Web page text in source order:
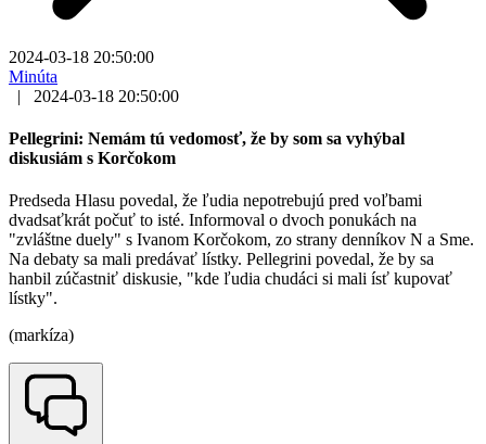
2024-03-18 20:50:00
Minúta
|
2024-03-18 20:50:00
Pellegrini: Nemám tú vedomosť, že by som sa vyhýbal
diskusiám s Korčokom
Predseda Hlasu povedal, že ľudia nepotrebujú pred voľbami
dvadsaťkrát počuť to isté. Informoval o dvoch ponukách na
"zvláštne duely" s Ivanom Korčokom, zo strany denníkov N a Sme.
Na debaty sa mali predávať lístky. Pellegrini povedal, že by sa
hanbil zúčastniť diskusie, "kde ľudia chudáci si mali ísť kupovať
lístky".
(markíza)